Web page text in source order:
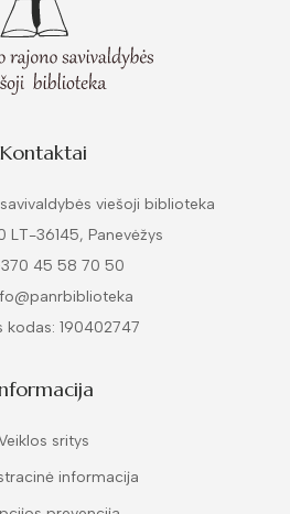
Kontaktai
viešoji biblioteka
LT-36145, Panevėžys
45 58 70 50
kodas: 190402747
sritys
informacija